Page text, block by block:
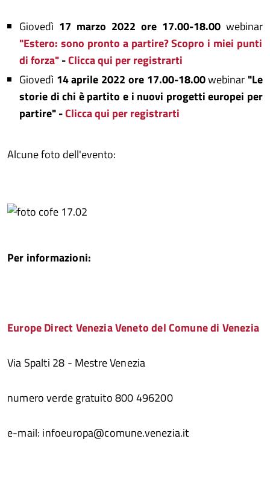
Giovedì 17 marzo 2022 ore 17.00-18.00 webinar
"Estero: sono pronto a partire? Scopro i miei punti
di forza"-Clicca qui per registrarti
Giovedì 14 aprile 2022 ore 17.00-18.00webinar "Le
storie di chi è partito e i nuovi progetti europei per
partire"-Clicca qui per registrarti
Alcune foto dell'evento:
Per informazioni:
Europe Direct Venezia Veneto del Comune di Venezia
Via Spalti 28 - Mestre Venezia
numero verde gratuito 800 496200
e-mail: infoeuropa@comune.venezia.it